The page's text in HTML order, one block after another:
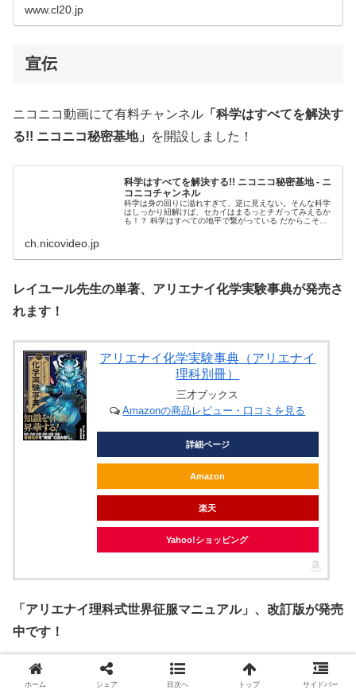
www.cl20.jp
宣伝
ニコニコ動画にて有料チャンネル 「科学はすべてを解決す
る!! ニコニコ秘密基地」
を開設しました！
科学はすべてを解決する!! ニコニコ秘密基地 - ニ
コニコチャンネル
科学は身の回りに溢れすぎて、逆に見えない。そんな科学
はしっかり紐解けば、セカイはまるっとチガってみえるか
も！？ 科学はすべての地平で繋がっている だからこそマ
ch.nicovideo.jp
レイユール先生の単著、アリエナイ化学実験事典が発売さ
れます！
アリエナイ化学実験事典（アリエナイ
理科別冊）
三才ブックス
Amazonの商品レビュー・口コミを見る
詳細ページ
Amazon
楽天
Yahoo!ショッピング
「アリエナイ理科式世界征服マニュアル」、改訂版が発売
中です！
アリエナイ理科式世界征服マニュアル
ホーム シェア 目次へ トップ サイドバー